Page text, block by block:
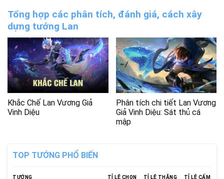
Tổng hợp các phân tích, đánh giá, cách xây
dựng tướng Lan
Khắc Chế Lan Vương Giả
Vinh Diệu
Phân tích chi tiết Lan Vương
Giả Vinh Diệu: Sát thủ cá
mập
TOP TƯỚNG PHỔ BIẾN
TƯỚNG TỈ LỆ CHỌN TỈ LỆ THẮNG TỈ LỆ CẤM